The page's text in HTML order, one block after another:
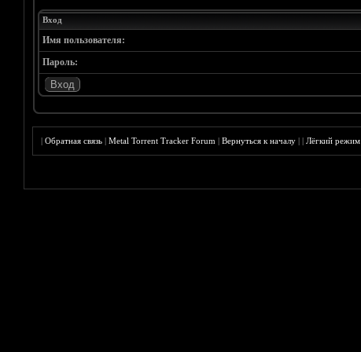
Вход
Имя пользователя:
Пароль:
|Обратная связь |Metal Torrent Tracker Forum |Вернуться к началу ||Лёгкий режим